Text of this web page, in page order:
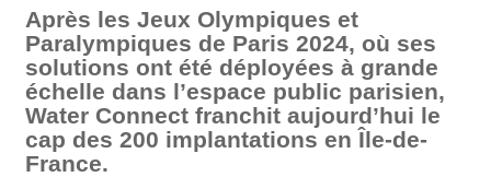
Après les Jeux Olympiques et
Paralympiques de Paris 2024, où ses
solutions ont été déployées à grande
échelle dans l’espace public parisien,
Water Connect franchit aujourd’hui le
cap des 200 implantations en Île-de-
France.